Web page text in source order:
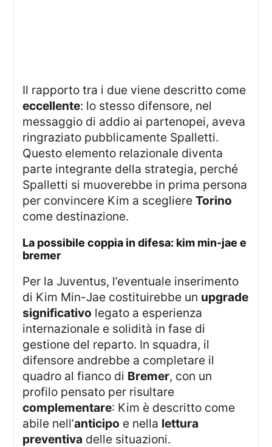
Il rapporto tra i due viene descritto come
eccellente: lo stesso difensore, nel
messaggio di addio ai partenopei, aveva
ringraziato pubblicamente Spalletti.
Questo elemento relazionale diventa
parte integrante della strategia, perché
Spalletti si muoverebbe in prima persona
per convincere Kim a scegliereTorino
come destinazione.
la possibile coppia in difesa: kim min-jae e
bremer
Per la Juventus, l’eventuale inserimento
di Kim Min-Jae costituirebbe un upgrade
significativo legato a esperienza
internazionale e solidità in fase di
gestione del reparto. In squadra, il
difensore andrebbe a completare il
quadro al fianco di Bremer, con un
profilo pensato per risultare
complementare: Kim è descritto come
abile nell’anticipo e nella lettura
preventiva delle situazioni.